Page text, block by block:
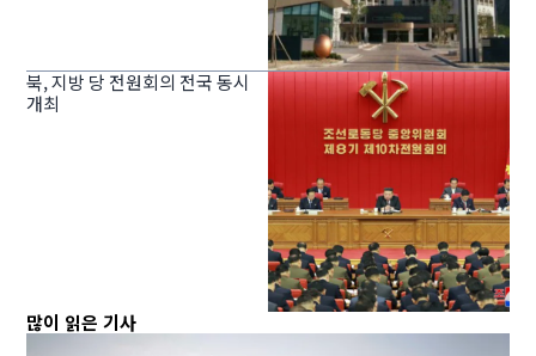
북, 지방 당 전원회의 전국 동시
개최
많이 읽은 기사